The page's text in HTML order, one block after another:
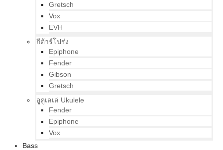
Gretsch
Vox
EVH
กีต้าร์โปร่ง
Epiphone
Fender
Gibson
Gretsch
อูคูเลเล่ Ukulele
Fender
Epiphone
Vox
Bass